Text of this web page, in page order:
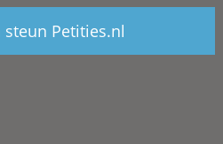
steun Petities.nl